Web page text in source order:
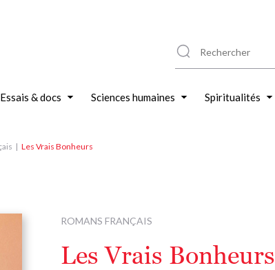
Essais & docs Sciences humaines Spiritualités
Les Vrais Bonheurs
ROMANS FRANÇAIS
Les Vrais Bonheurs